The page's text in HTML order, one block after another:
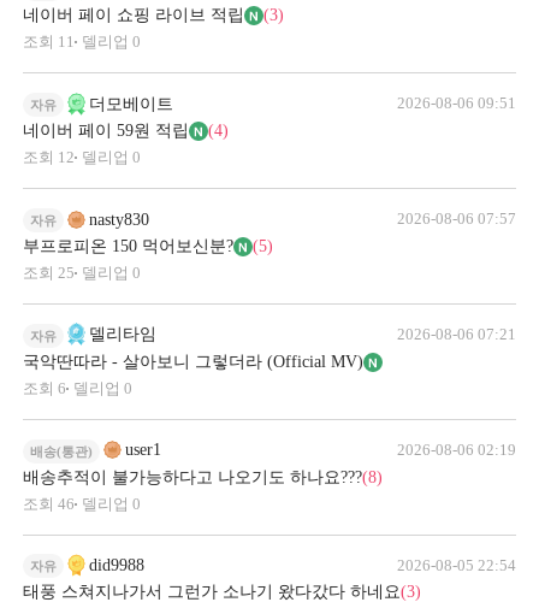
네이버 페이 쇼핑 라이브 적립
(3)
조회 11 델리업 0
자유
더모베이트
네이버 페이 59원 적립
(4)
2026-08-06 09:51
조회 12 델리업 0
자유
nasty830
부프로피온 150 먹어보신분?
(5)
2026-08-06 07:57
조회 25 델리업 0
자유
델리타임
국악딴따라 - 살아보니 그렇더라 (Official MV)
2026-08-06 07:21
조회 6 델리업 0
배송(통관)
user1
배송추적이 불가능하다고 나오기도 하나요???(8)
2026-08-06 02:19
조회 46 델리업 0
자유
did9988
태풍 스쳐지나가서 그런가 소나기 왔다갔다 하네요(3)
2026-08-05 22:54